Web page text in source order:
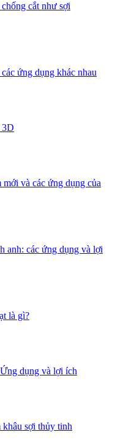
cắt như sợi
ứng dụng khác nhau
3D
và các ứng dụng của
anh: các ứng dụng và lợi
là gì?
dụng và lợi ích
sợi thủy tinh